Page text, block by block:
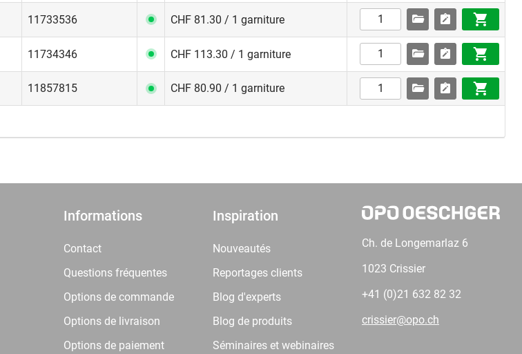
11733536 CHF 81.30 / 1 garniture
11734346 CHF 113.30 / 1 garniture
11857815 CHF 80.90 / 1 garniture
Informations
Contact
Questions fréquentes
Options de commande
Options de livraison
Options de paiement
Inspiration
Nouveautés
Reportages clients
Blog d'experts
Blog de produits
Séminaires et webinaires
Ch. de Longemarlaz 6
1023 Crissier
+41 (0)21 632 82 32
crissier@opo.ch